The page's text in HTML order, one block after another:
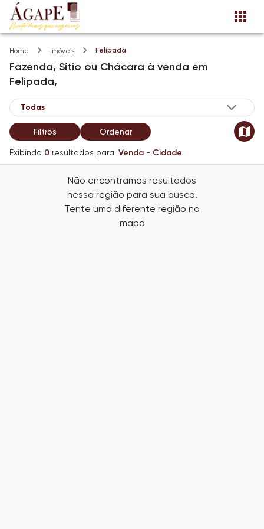
Home Imóveis Felipada
Fazenda, Sítio ou Chácara à venda em
Felipada,
Filtros Ordenar
Exibindo 0 resultados para: Venda - Cidade
Não encontramos resultados
nessa região para sua busca.
Tente uma diferente região no
mapa